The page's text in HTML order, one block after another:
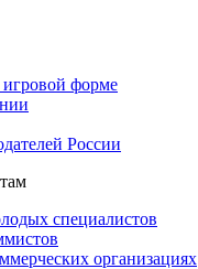
форме
России
специалистов
организациях